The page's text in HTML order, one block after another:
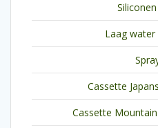
Laag water
Cassette
Cassette